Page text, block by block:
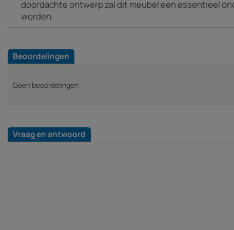
doordachte ontwerp zal dit meubel een essentieel
worden.
Beoordelingen
Geen beoordelingen
Vraag en antwoord